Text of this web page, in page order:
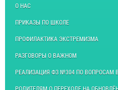
О НАС
ПРИКАЗЫ ПО ШКОЛЕ
ПРОФИЛАКТИКА ЭКСТРЕМИЗМА
РАЗГОВОРЫ О ВАЖНОМ
РЕАЛИЗАЦИЯ ФЗ №304 ПО ВОПРОСАМ